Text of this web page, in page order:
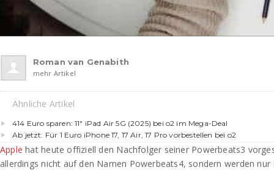
Roman van Genabith
mehr Artikel
Ähnliche Artikel
414 Euro sparen: 11″ iPad Air 5G (2025) bei o2 im Mega-Deal
Ab jetzt: Für 1 Euro iPhone 17, 17 Air, 17 Pro vorbestellen bei o2
Apple hat heute offiziell den Nachfolger seiner Powerbeats3
allerdings nicht auf den Namen Powerbeats4, sondern werden nur